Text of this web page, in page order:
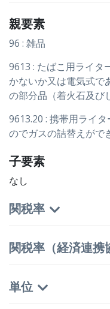
親要素
96 : 雑品
9613 : たばこ用ライタ
かないか又は電気式で
の部分品（着火石及び
9613.20 : 携帯用ライ
のでガスの詰替えがで
子要素
なし
関税率
関税率（経済連携
単位